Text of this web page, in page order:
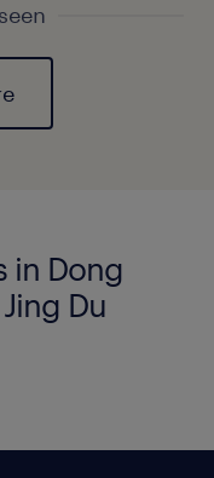
in Dong
Du